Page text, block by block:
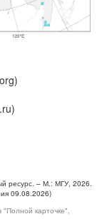
ресурс. – М.: МГУ, 2026.
09.08.2026)
карточке",